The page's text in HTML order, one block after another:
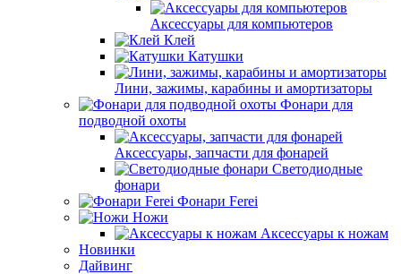
Аксессуары для компьютеров
Клей
Катушки
Лини, зажимы, карабины и амортизаторы
Фонари для
подводной охоты
Аксессуары, запчасти для фонарей
Светодиодные
фонари
Фонари Ferei
Ножи
Аксессуары к ножам
Новинки
Дайвинг